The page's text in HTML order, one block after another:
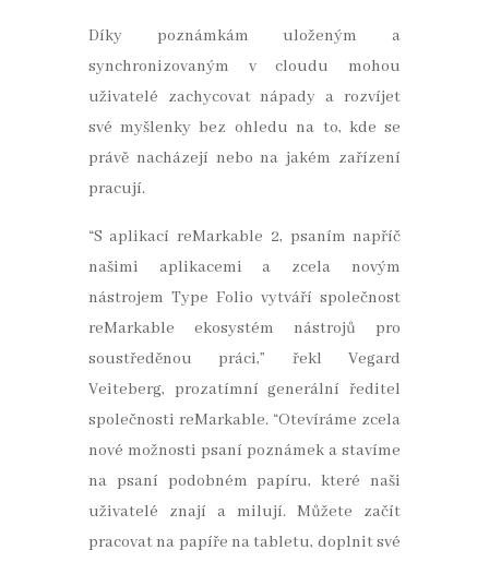
Díky poznámkám uloženým a
synchronizovaným v cloudu mohou
uživatelé zachycovat nápady a rozvíjet
své myšlenky bez ohledu na to, kde se
právě nacházejí nebo na jakém zařízení
pracují.
“S aplikací reMarkable 2, psaním napříč
našimi aplikacemi a zcela novým
nástrojem Type Folio vytváří společnost
reMarkable ekosystém nástrojů pro
soustředěnou práci,” řekl Vegard
Veiteberg, prozatímní generální ředitel
společnosti reMarkable. “Otevíráme zcela
nové možnosti psaní poznámek a stavíme
na psaní podobném papíru, které naši
uživatelé znají a milují. Můžete začít
pracovat na papíře na tabletu, doplnit své